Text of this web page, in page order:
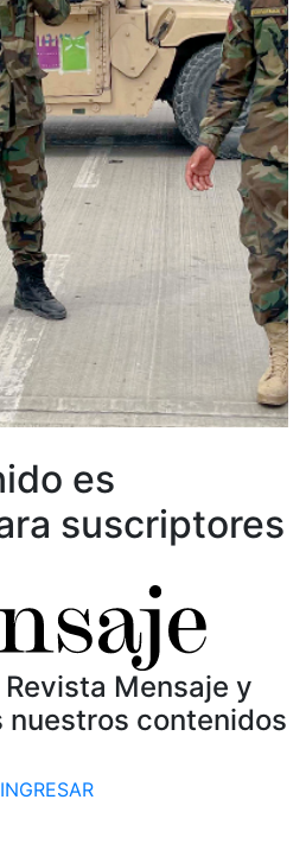
es
suscriptores
Mensaje y
nuestros contenidos
INGRESAR